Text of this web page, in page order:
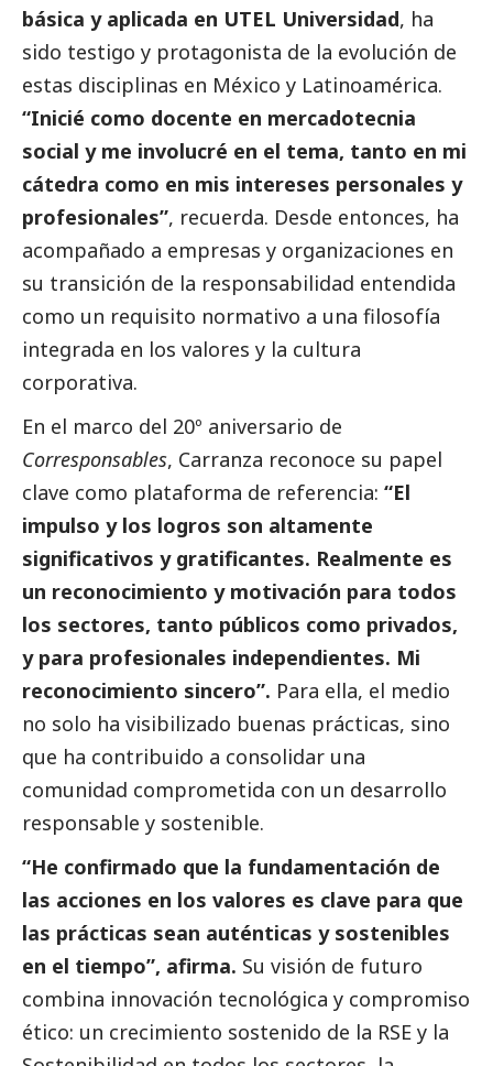
básica y aplicada en UTEL Universidad, ha
sido testigo y protagonista de la evolución de
estas disciplinas en México y Latinoamérica.
“Inicié como docente en mercadotecnia
social y me involucré en el tema, tanto en mi
cátedra como en mis intereses personales y
profesionales”, recuerda. Desde entonces, ha
acompañado a empresas y organizaciones en
su transición de la responsabilidad entendida
como un requisito normativo a una filosofía
integrada en los valores y la cultura
corporativa.
En el marco del 20º aniversario de
Corresponsables, Carranza reconoce su papel
clave como plataforma de referencia: “El
impulso y los logros son altamente
significativos y gratificantes. Realmente es
un reconocimiento y motivación para todos
los sectores, tanto públicos como privados,
y para profesionales independientes. Mi
reconocimiento sincero”. Para ella, el medio
no solo ha visibilizado buenas prácticas, sino
que ha contribuido a consolidar una
comunidad comprometida con un desarrollo
responsable y sostenible.
“He confirmado que la fundamentación de
las acciones en los valores es clave para que
las prácticas sean auténticas y sostenibles
en el tiempo”, afirma. Su visión de futuro
combina innovación tecnológica y compromiso
ético: un crecimiento sostenido de la RSE y la